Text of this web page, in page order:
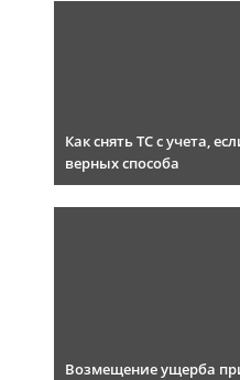
Как снять ТС с учета,
верных способа
Возмещение ущерба